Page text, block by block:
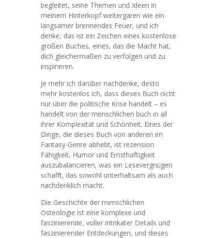
begleitet, seine Themen und Ideen in
meinem Hinterkopf weitergären wie ein
langsamer brennendes Feuer, und ich
denke, das ist ein Zeichen eines kostenlose
großen Buches, eines, das die Macht hat,
dich gleichermaßen zu verfolgen und zu
inspirieren.
Je mehr ich darüber nachdenke, desto
mehr kostenlos ich, dass dieses Buch nicht
nur über die politische Krise handelt – es
handelt von der menschlichen buch in all
ihrer Komplexität und Schönheit. Eines der
Dinge, die dieses Buch von anderen im
Fantasy-Genre abhebt, ist rezension
Fähigkeit, Humor und Ernsthaftigkeit
auszubalancieren, was ein Lesevergnügen
schafft, das sowohl unterhaltsam als auch
nachdenklich macht.
Die Geschichte der menschlichen
Osteologie ist eine komplexe und
faszinierende, voller intrikater Details und
faszinierender Entdeckungen, und dieses